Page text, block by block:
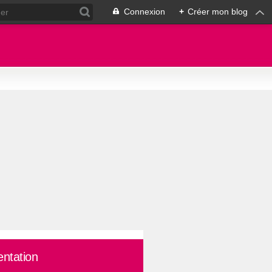
Connexion + Créer mon blog